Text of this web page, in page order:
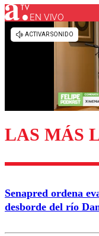
Los
EN VIVO
LAS MÁS
Senapred ordena
desborde del río